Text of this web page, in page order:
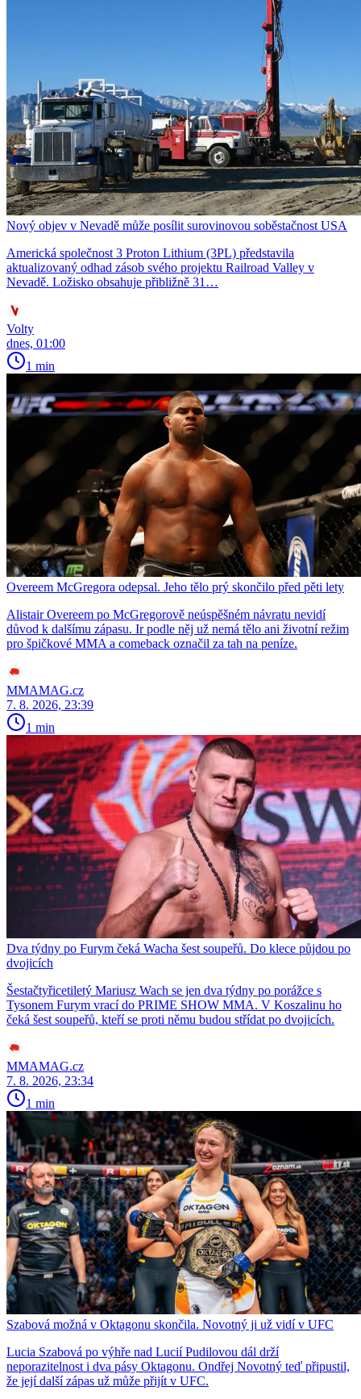
Nový objev v Nevadě může posílit surovinovou soběstačnost USA
Americká společnost 3 Proton Lithium (3PL) představila
aktualizovaný odhad zásob svého projektu Railroad Valley v
Nevadě. Ložisko obsahuje přibližně 31…
Volty
dnes, 01:00
1 min
Overeem McGregora odepsal. Jeho tělo prý skončilo před pěti lety
Alistair Overeem po McGregorově neúspěšném návratu nevidí
důvod k dalšímu zápasu. Ir podle něj už nemá tělo ani životní režim
pro špičkové MMA a comeback označil za tah na peníze.
MMAMAG.cz
7. 8. 2026, 23:39
1 min
Dva týdny po Furym čeká Wacha šest soupeřů. Do klece půjdou po
dvojicích
Šestačtyřicetiletý Mariusz Wach se jen dva týdny po porážce s
Tysonem Furym vrací do PRIME SHOW MMA. V Koszalinu ho
čeká šest soupeřů, kteří se proti němu budou střídat po dvojicích.
MMAMAG.cz
7. 8. 2026, 23:34
1 min
Szabová možná v Oktagonu skončila. Novotný ji už vidí v UFC
Lucia Szabová po výhře nad Lucií Pudilovou dál drží
neporazitelnost i dva pásy Oktagonu. Ondřej Novotný teď připustil,
že její další zápas už může přijít v UFC.